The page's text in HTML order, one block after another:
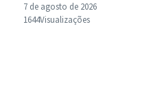
7 de agosto de 2026
1644Visualizações